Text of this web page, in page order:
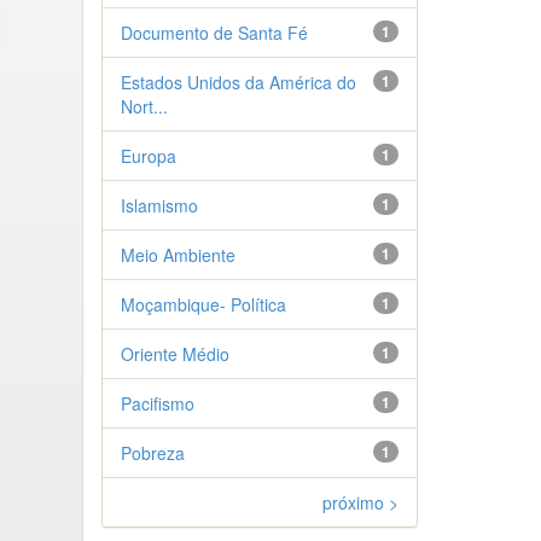
1
Documento de Santa Fé
1
Estados Unidos da América do
Nort...
1
Europa
1
Islamismo
1
Meio Ambiente
1
Moçambique- Política
1
Oriente Médio
1
Pacifismo
1
Pobreza
próximo >